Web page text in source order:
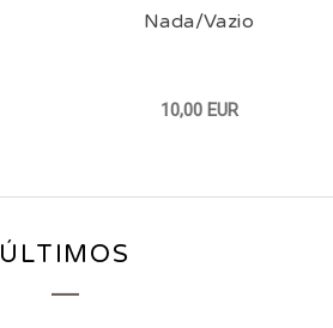
Nada/Vazio
10,00 EUR
ÚLTIMOS